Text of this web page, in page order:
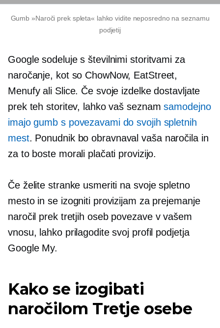
Gumb »Naroči prek spleta« lahko vidite neposredno na seznamu
podjetij
Google sodeluje s številnimi storitvami za
naročanje, kot so ChowNow, EatStreet,
Menufy ali Slice. Če svoje izdelke dostavljate
prek teh storitev, lahko vaš seznamsamodejno
imajo gumb s povezavami do svojih spletnih
mest. Ponudnik bo obravnaval vaša naročila in
za to boste morali plačati provizijo.
Če želite stranke usmeriti na svoje spletno
mesto in se izogniti provizijam za prejemanje
naročil prek tretjih osebpovezave v vašem
vnosu, lahko prilagodite svoj profil podjetja
Google My.
Kako se izogibati
naročilom Tretje osebe